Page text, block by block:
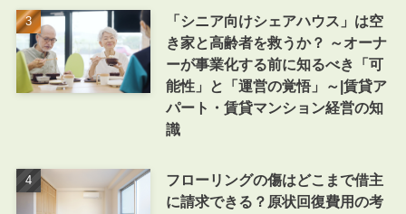
「シニア向けシェアハウス」は空
き家と高齢者を救うか？ ～オーナ
ーが事業化する前に知るべき「可
能性」と「運営の覚悟」～|賃貸ア
パート・賃貸マンション経営の知
識
フローリングの傷はどこまで借主
に請求できる？原状回復費用の考